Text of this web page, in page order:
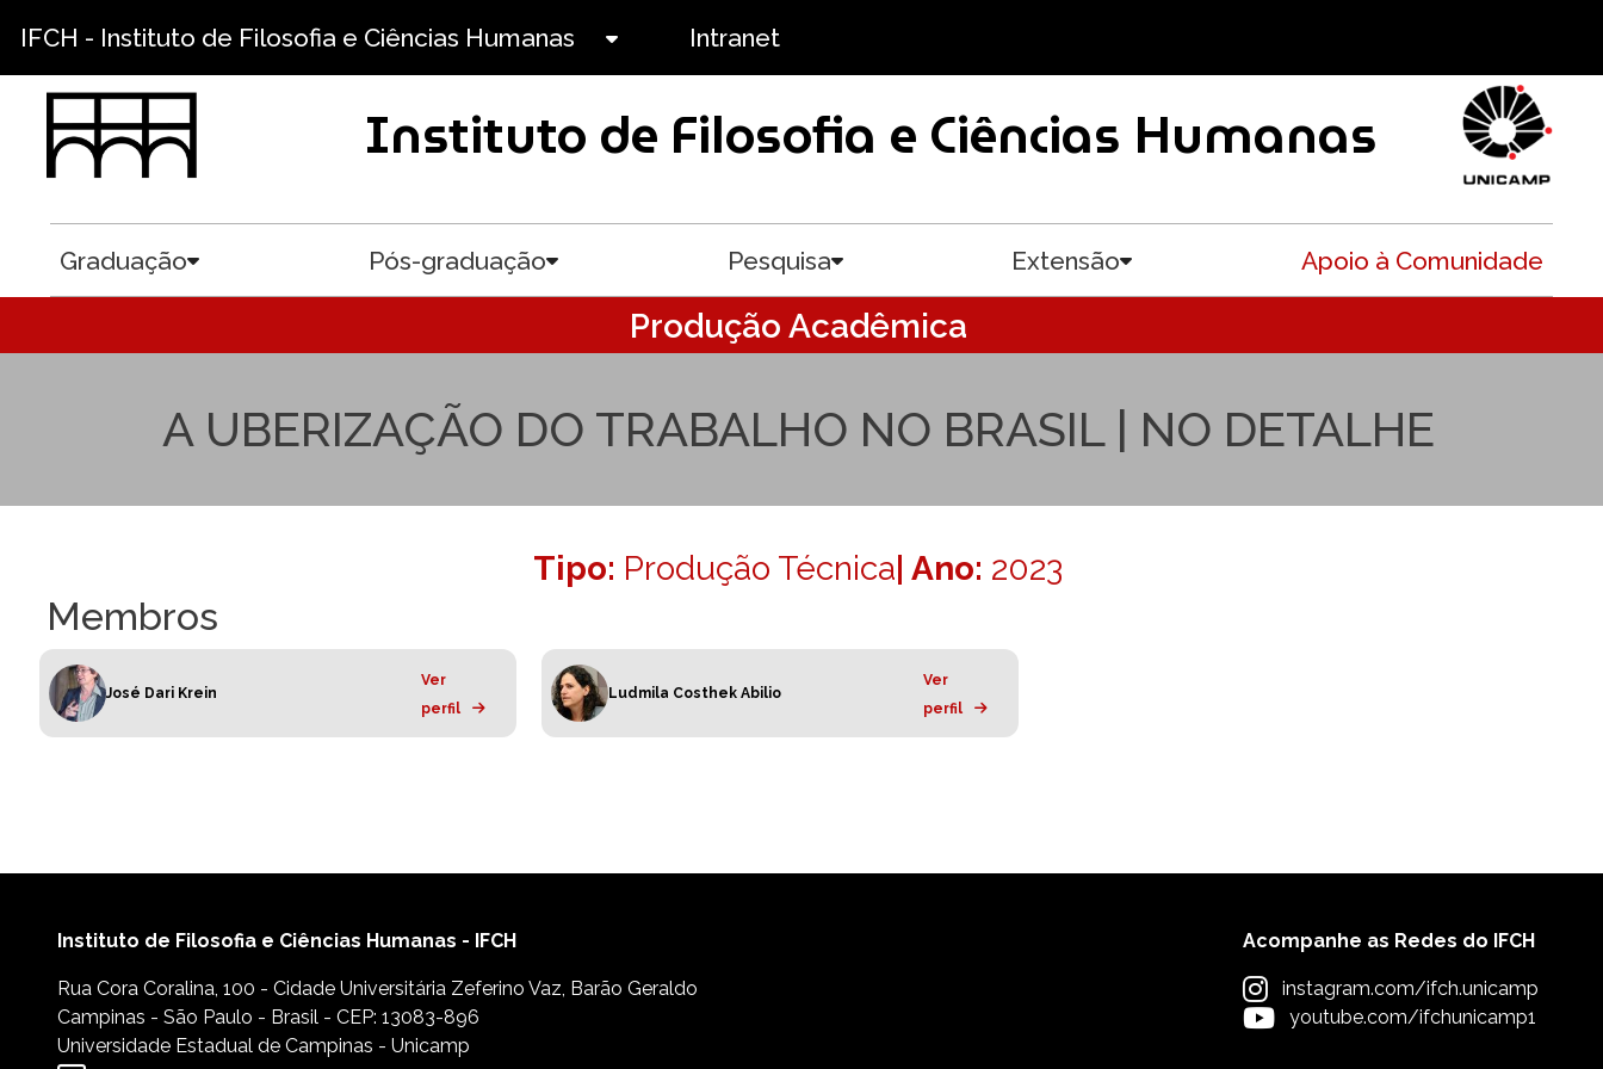
IFCH - Instituto de Filosofia e Ciências Humanas Intranet
Instituto de Filosofia e Ciências Humanas
Graduação Pós-graduação Pesquisa Extensão Apoio à Comunidade
Produção Acadêmica
A UBERIZAÇÃO DO TRABALHO NO BRASIL | NO DETALHE
Tipo: Produção Técnica| Ano: 2023
Membros
José Dari Krein
Ver
perfil
Ludmila Costhek Abilio
Ver
perfil
Instituto de Filosofia e Ciências Humanas - IFCH
Rua Cora Coralina, 100 - Cidade Universitária Zeferino Vaz, Barão Geraldo
Campinas - São Paulo - Brasil - CEP: 13083-896
Universidade Estadual de Campinas - Unicamp
Acompanhe as Redes do IFCH
instagram.com/ifch.unicamp
youtube.com/ifchunicamp1